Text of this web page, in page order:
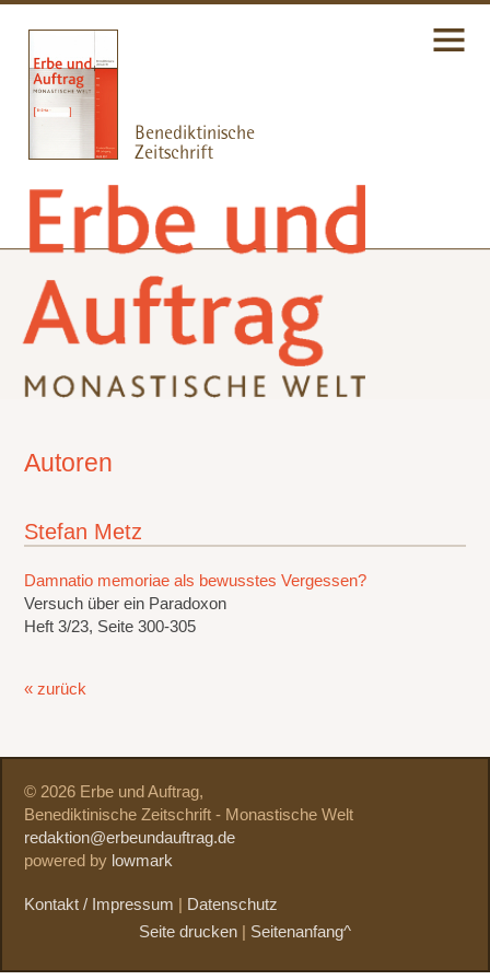
Autoren
Stefan Metz
Damnatio memoriae als bewusstes Vergessen?
Versuch über ein Paradoxon
Heft 3/23, Seite 300-305
« zurück
© 2026 Erbe und Auftrag,
Benediktinische Zeitschrift - Monastische Welt
redaktion@erbeundauftrag.de
powered by lowmark
Kontakt / Impressum
Datenschutz
Seite drucken
Seitenanfang^